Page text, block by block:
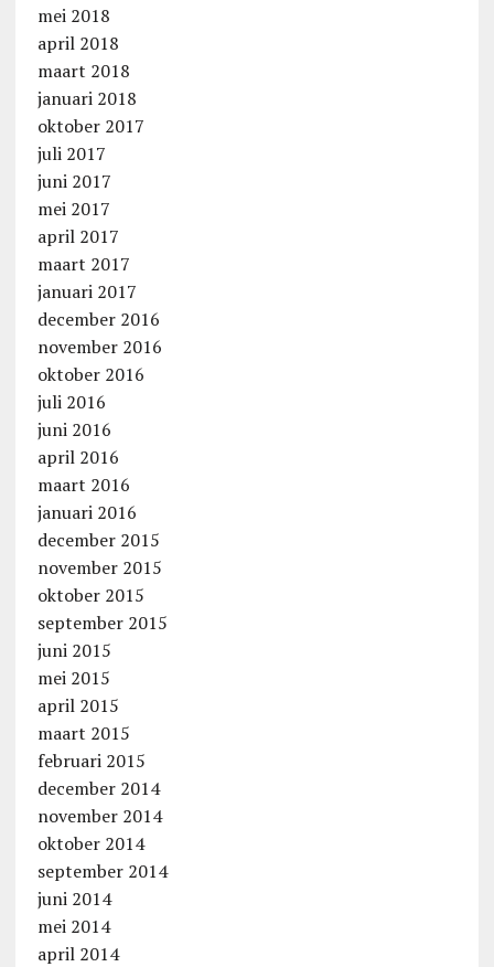
mei 2018
april 2018
maart 2018
januari 2018
oktober 2017
juli 2017
juni 2017
mei 2017
april 2017
maart 2017
januari 2017
december 2016
november 2016
oktober 2016
juli 2016
juni 2016
april 2016
maart 2016
januari 2016
december 2015
november 2015
oktober 2015
september 2015
juni 2015
mei 2015
april 2015
maart 2015
februari 2015
december 2014
november 2014
oktober 2014
september 2014
juni 2014
mei 2014
april 2014